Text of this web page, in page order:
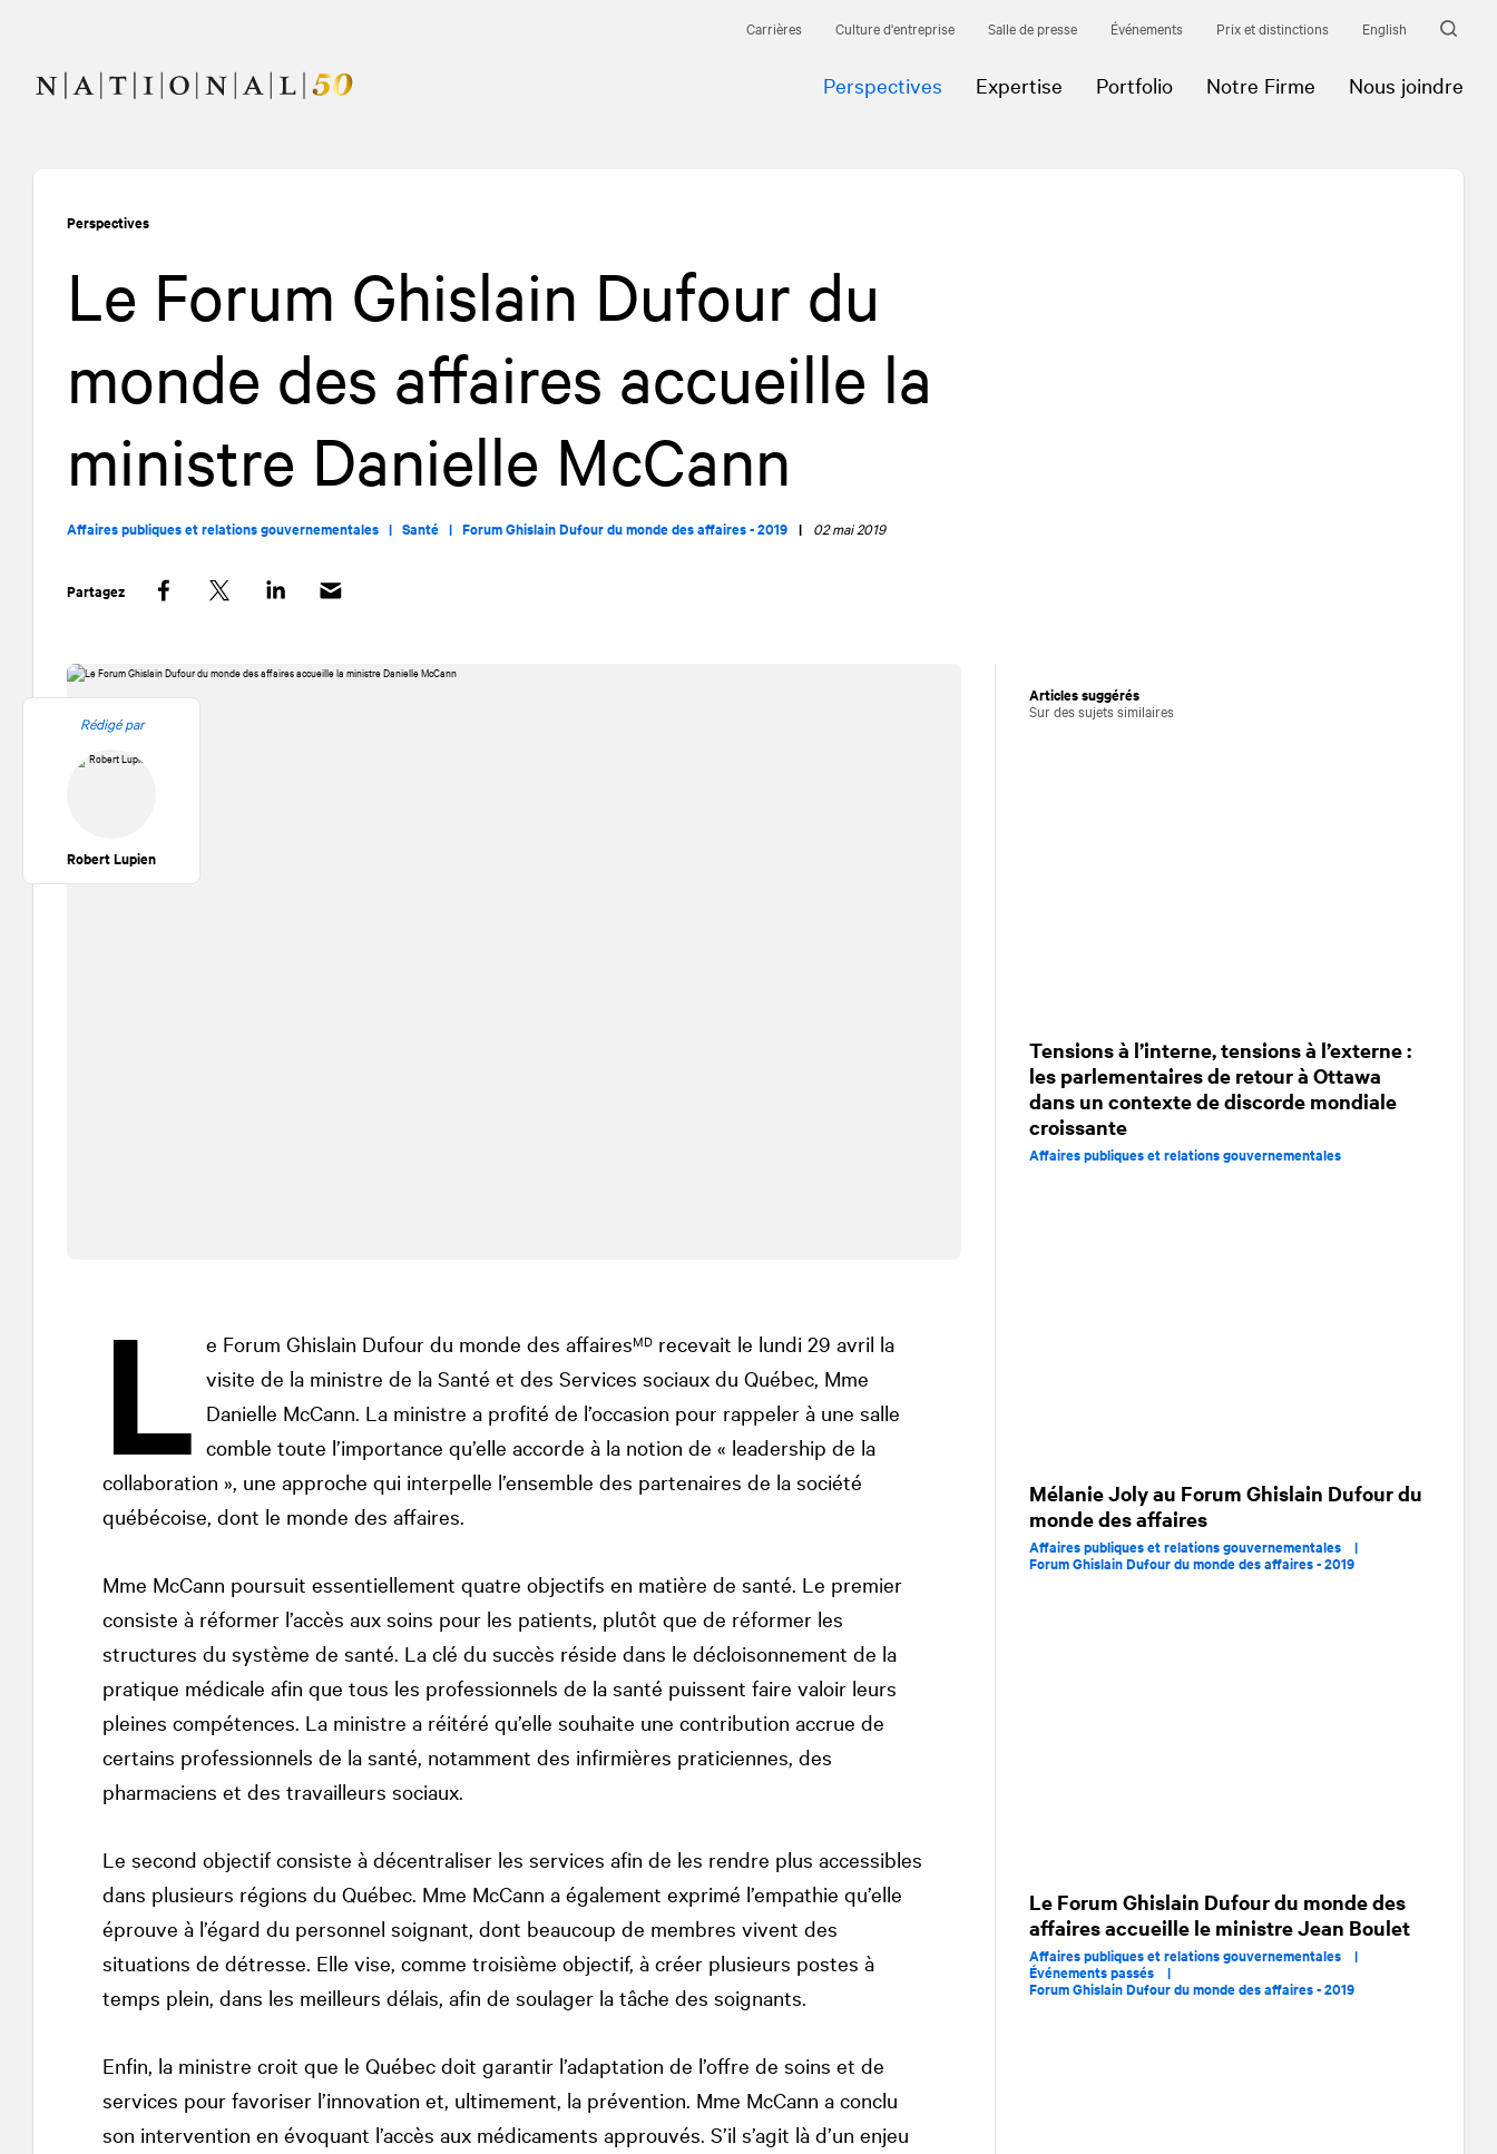
navigation
Carrières Culture d'entreprise Salle de presse Événements Prix et distinctions English
Perspectives Expertise Portfolio Notre Firme Nous joindre
Perspectives
Le Forum Ghislain Dufour du
monde des affaires accueille la
ministre Danielle McCann
Affaires publiques et relations gouvernementales | Santé | Forum Ghislain Dufour du monde des affaires - 2019 | 02 mai 2019
Partagez
Rédigé par
Robert Lupien
L e Forum Ghislain Dufour du monde des affairesMDrecevait le lundi 29 avril la
visite de la ministre de la Santé et des Services sociaux du Québec, Mme
Danielle McCann. La ministre a profité de l’occasion pour rappeler à une salle
comble toute l’importance qu’elle accorde à la notion de « leadership de la
collaboration », une approche qui interpelle l’ensemble des partenaires de la société
québécoise, dont le monde des affaires.
Mme McCann poursuit essentiellement quatre objectifs en matière de santé. Le premier
consiste à réformer l’accès aux soins pour les patients, plutôt que de réformer les
structures du système de santé. La clé du succès réside dans le décloisonnement de la
pratique médicale afin que tous les professionnels de la santé puissent faire valoir leurs
pleines compétences. La ministre a réitéré qu’elle souhaite une contribution accrue de
certains professionnels de la santé, notamment des infirmières praticiennes, des
pharmaciens et des travailleurs sociaux.
Le second objectif consiste à décentraliser les services afin de les rendre plus accessibles
dans plusieurs régions du Québec. Mme McCann a également exprimé l’empathie qu’elle
éprouve à l’égard du personnel soignant, dont beaucoup de membres vivent des
situations de détresse. Elle vise, comme troisième objectif, à créer plusieurs postes à
temps plein, dans les meilleurs délais, afin de soulager la tâche des soignants.
Enfin, la ministre croit que le Québec doit garantir l’adaptation de l’offre de soins et de
services pour favoriser l’innovation et, ultimement, la prévention. Mme McCann a conclu
son intervention en évoquant l’accès aux médicaments approuvés. S’il s’agit là d’un enjeu
Articles suggérés
Sur des sujets similaires
Tensions à l’interne, tensions à l’externe :
les parlementaires de retour à Ottawa
dans un contexte de discorde mondiale
croissante
Affaires publiques et relations gouvernementales
Mélanie Joly au Forum Ghislain Dufour du
monde des affaires
Affaires publiques et relations gouvernementales |
Forum Ghislain Dufour du monde des affaires - 2019
Le Forum Ghislain Dufour du monde des
affaires accueille le ministre Jean Boulet
Affaires publiques et relations gouvernementales |
Événements passés |
Forum Ghislain Dufour du monde des affaires - 2019